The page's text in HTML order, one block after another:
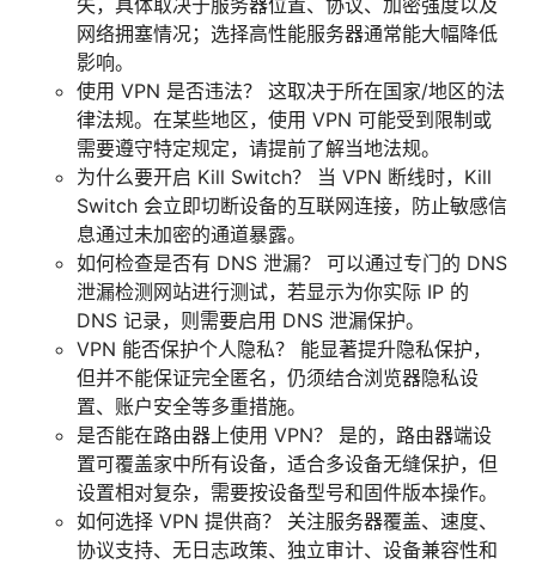
网络拥塞情况；选择高性能服务器通常能大幅降低
影响。
使用 VPN 是否违法？ 这取决于所在国家/地区的法
律法规。在某些地区，使用 VPN 可能受到限制或
需要遵守特定规定，请提前了解当地法规。
为什么要开启 Kill Switch？ 当 VPN 断线时，Kill
Switch 会立即切断设备的互联网连接，防止敏感信
息通过未加密的通道暴露。
如何检查是否有 DNS 泄漏？ 可以通过专门的 DNS
泄漏检测网站进行测试，若显示为你实际 IP 的
DNS 记录，则需要启用 DNS 泄漏保护。
VPN 能否保护个人隐私？ 能显著提升隐私保护，
但并不能保证完全匿名，仍须结合浏览器隐私设
置、账户安全等多重措施。
是否能在路由器上使用 VPN？ 是的，路由器端设
置可覆盖家中所有设备，适合多设备无缝保护，但
设置相对复杂，需要按设备型号和固件版本操作。
如何选择 VPN 提供商？ 关注服务器覆盖、速度、
协议支持、无日志政策、独立审计、设备兼容性和